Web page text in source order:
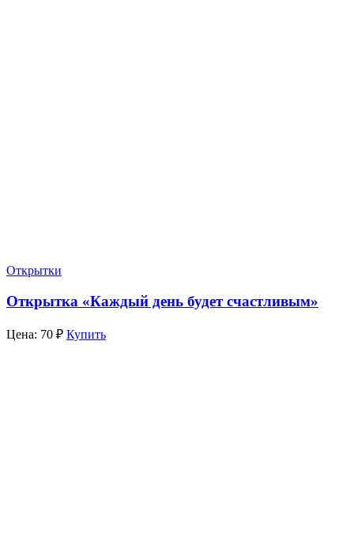
Открытки
Открытка «Каждый день будет счастливым»
Цена: 70 ₽ Купить